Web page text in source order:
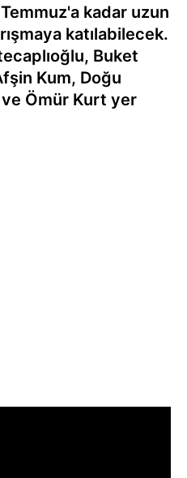
kadar uzun
katılabilecek.
Buket
Kum, Doğu
ve Ömür Kurt yer